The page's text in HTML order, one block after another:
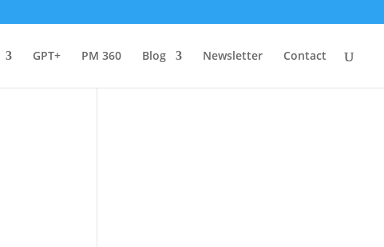
GPT+ PM 360 Blog Newsletter Contact